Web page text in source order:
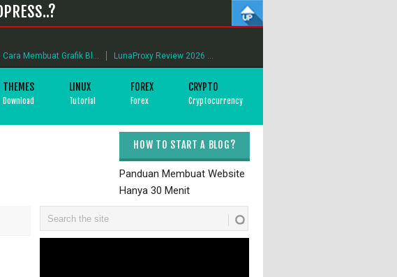
Cara Membuat Grafik Bl... LunaProxy Review 2026 ...
THEMES
Download
LINUX
Tutorial
FOREX
Forex
CRYPTO
Cryptocurrency
HOW TO START A BLOG?
Panduan Membuat Website
Hanya 30 Menit